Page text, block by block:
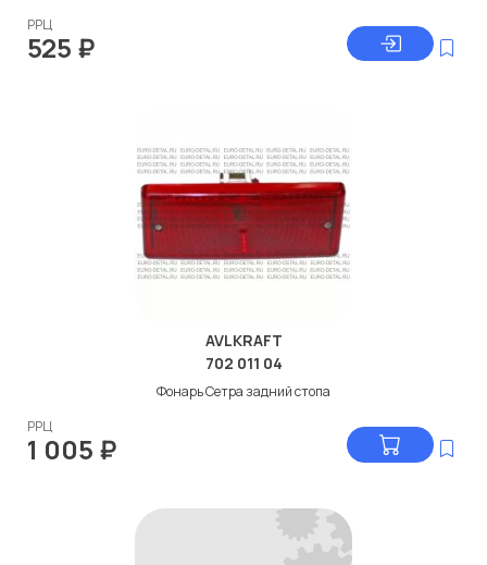
РРЦ
525 ₽
AVLKRAFT
702 011 04
Фонарь Сетра задний стопа
РРЦ
1 005 ₽